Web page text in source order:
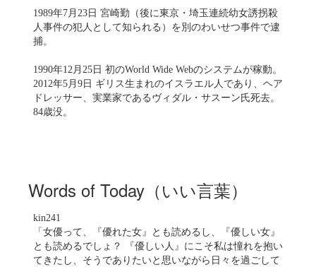
1989年7月23日 宮崎勤（後に東京・埼玉連続幼女誘拐殺
人事件の犯人として知られる）を別のわいせつ事件で逮
捕。
1990年12月25日 初のWorld Wide Webのシステムが稼動。
2012年5月9日 ギリス生まれのイスラエル人であり、ヘア
ドレッサー、実業家であるヴィダル・サスーン氏死去。
84歳没。
Words of Today（いい言葉）
kin241
「女優って、『優れた女』とも読めるし、『優しい女』
とも読めるでしょ？ 『優しい人』にこそ私は憧れを抱い
てきたし、そうでありたいと思いながら日々を過ごして